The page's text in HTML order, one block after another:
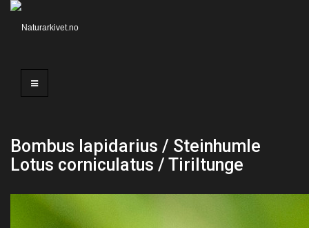
Bombus lapidarius / Steinhumle
Lotus corniculatus / Tiriltunge